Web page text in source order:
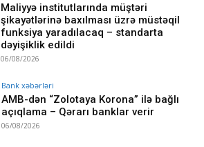
Maliyyə institutlarında müştəri
şikayətlərinə baxılması üzrə müstəqil
funksiya yaradılacaq – standarta
dəyişiklik edildi
06/08/2026
Bank xəbərləri
AMB-dən “Zolotaya Korona” ilə bağlı
açıqlama – Qərarı banklar verir
06/08/2026